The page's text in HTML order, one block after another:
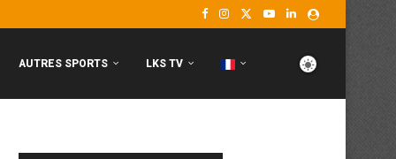
AUTRES SPORTS LKS TV